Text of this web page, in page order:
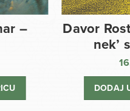
–
Davor
nek’
DODAJ